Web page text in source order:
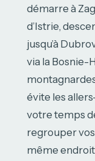
démarre à
d’Istrie,
jusqu’à
via la Bosnie-
évite les
votre temps
regrouper vos
même endroit